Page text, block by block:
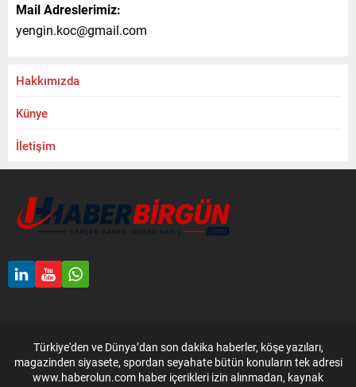
Mail Adreslerimiz:
yengin.koc@gmail.com
Hakkımızda
Künye
İletişim
Türkiye'den ve Dünya’dan son dakika haberler, köşe yazıları,
magazinden siyasete, spordan seyahate bütün konuların tek adresi
www.haberolun.com haber içerikleri izin alınmadan, kaynak